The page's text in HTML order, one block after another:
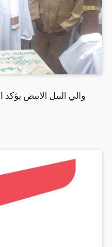
والي النيل الابيض